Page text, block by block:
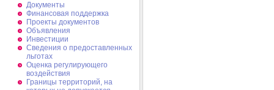
Документы
Финансовая поддержка
Проекты документов
Объявления
Инвестиции
Сведения о предоставленных
льготах
Оценка регулирующего
воздействия
Границы территорий, на